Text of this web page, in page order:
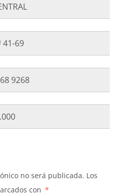
41-69
9268
no será publicada. Los
con *